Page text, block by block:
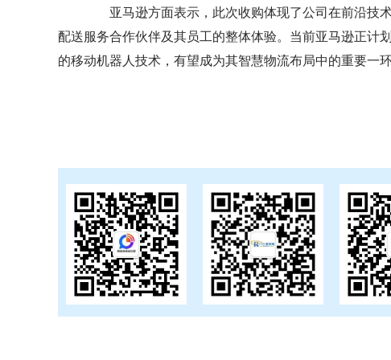
亚马逊方面表示，此次收购体现了公司在前沿技
配送服务合作伙伴及其员工的整体体验。当前亚马逊正计
的移动机器人技术，有望成为其智慧物流布局中的重要一环